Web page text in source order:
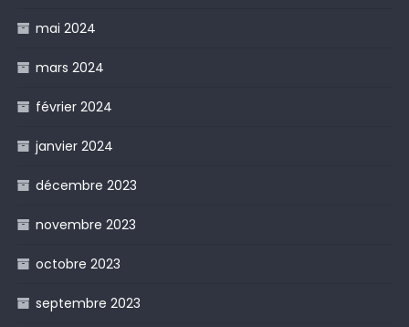
mai 2024
mars 2024
février 2024
janvier 2024
décembre 2023
novembre 2023
octobre 2023
septembre 2023